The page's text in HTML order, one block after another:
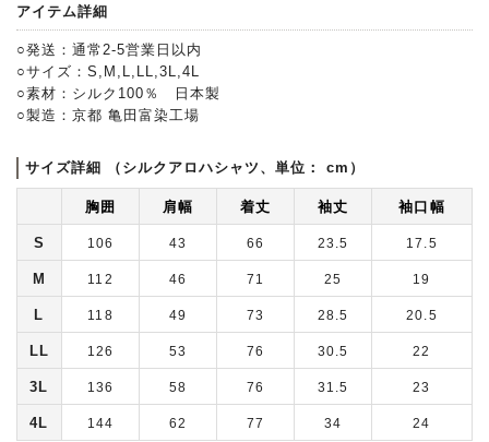
アイテム詳細
○発送：通常2-5営業日以内
○サイズ：S,M,L,LL,3L,4L
○素材：シルク100％ 日本製
○製造：京都 亀田富染工場
サイズ詳細 （シルクアロハシャツ、単位： cm）
胸囲 肩幅 着丈 袖丈 袖口幅
S 106 43 66 23.5 17.5
M 112 46 71 25 19
L 118 49 73 28.5 20.5
LL 126 53 76 30.5 22
3L 136 58 76 31.5 23
4L 144 62 77 34 24